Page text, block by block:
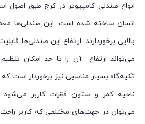
انواع صندلی کامپیوتر در کرج طبق اصول
انسان ساخته شده است. این صندلی‌ها
بالایی برخوردارند. ارتفاع این صندلی‌ها
می‌تواند ارتفاع آن را تا حد امکان
تکیه‌گاه بسیار مناسبی نیز برخوردار است
ناحیه کمر و ستون فقرات کاربر می‌شود.
می‌توان در جهت‌های مختلفی که کاربر